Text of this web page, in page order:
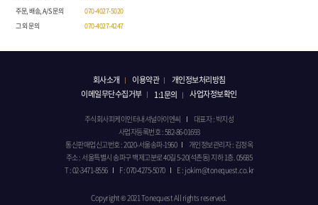
주문, 배송, A/S 문의
070-4027-5020
그 외 문의
070-4027-4247
회사소개 이용약관
개인정보처리방침
이메일무단수집거부
1:1문의 사업자정보확인
주식회사피케이인터내셔널아이엔씨
대표자 : 박지성
사업자등록번호 : 582-86-01693
통신판매업신고번호 : 2020-서울송파-1960
개인정보관리자 : 김정옥
주소 : 서울특별시 송파구 백제고분로 40길 5-20(석촌동) 지하 1층. 05685
T : 02-3471-8556
F : 070-4275-5070 E : jokim@tonequest.co.kr
Copyright © 2021 Tonequest All rights reserved.